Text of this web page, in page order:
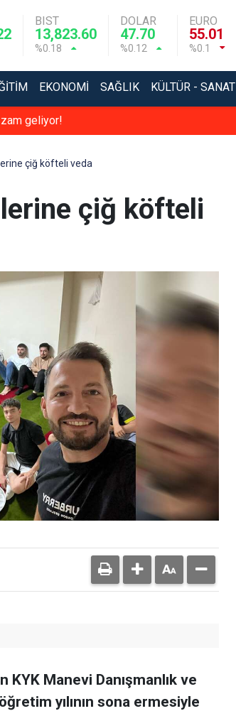
BIST
13,823.60
%0.18
DOLAR
47.70
%0.12
EURO
55.01
%0.1
EKONOMI SAĞLIK KÜLTÜR - SANAT
geliyor!
çiğ köfteli veda
çiğ köfteli
Manevi Danışmanlık ve
yılının sona ermesiyle